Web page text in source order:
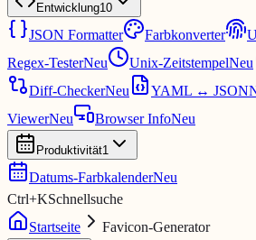
Entwicklung10
JSON Formatter Farbkonverter
Regex-TesterNeu Unix-ZeitstempelNeu
Diff-CheckerNeu YAML ↔ JSON
ViewerNeu Browser InfoNeu
Produktivität1
Datums-FarbkalenderNeu
Ctrl+KSchnellsuche
Startseite
Favicon-Generator